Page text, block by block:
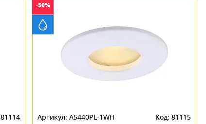
81114
-50%
A5440PL-1WH 81115